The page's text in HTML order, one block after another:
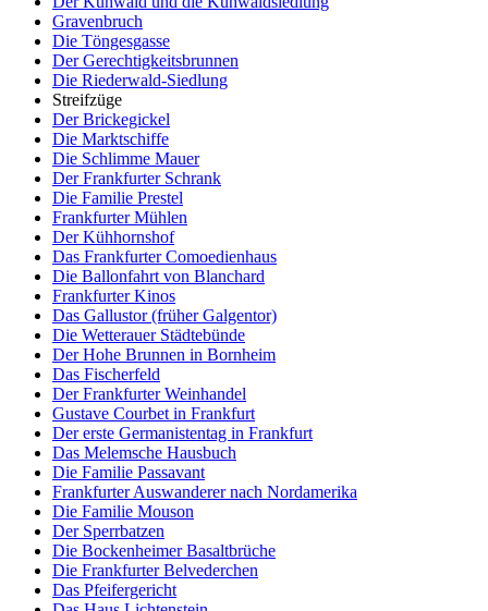
Gravenbruch
Die Töngesgasse
Der Gerechtigkeitsbrunnen
Die Riederwald-Siedlung
Streifzüge
Der Brickegickel
Die Marktschiffe
Die Schlimme Mauer
Der Frankfurter Schrank
Die Familie Prestel
Frankfurter Mühlen
Der Kühhornshof
Das Frankfurter Comoedienhaus
Die Ballonfahrt von Blanchard
Frankfurter Kinos
Das Gallustor (früher Galgentor)
Die Wetterauer Städtebünde
Der Hohe Brunnen in Bornheim
Das Fischerfeld
Der Frankfurter Weinhandel
Gustave Courbet in Frankfurt
Der erste Germanistentag in Frankfurt
Das Melemsche Hausbuch
Die Familie Passavant
Frankfurter Auswanderer nach Nordamerika
Die Familie Mouson
Der Sperrbatzen
Die Bockenheimer Basaltbrüche
Die Frankfurter Belvederchen
Das Pfeifergericht